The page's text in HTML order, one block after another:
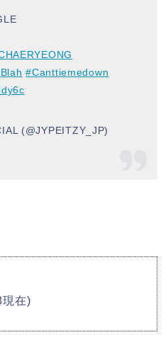
#Canttiemedown
(@JYPEITZY_JP)
在)